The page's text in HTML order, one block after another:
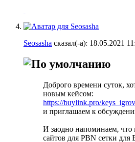
Seosasha сказал(-а): 18.05.2021
Доброго времени суток,
новым кейсом:
https://buylink.pro/
и приглашаем к
И заодно напоминаем, что
сайтов для PBN сетки для